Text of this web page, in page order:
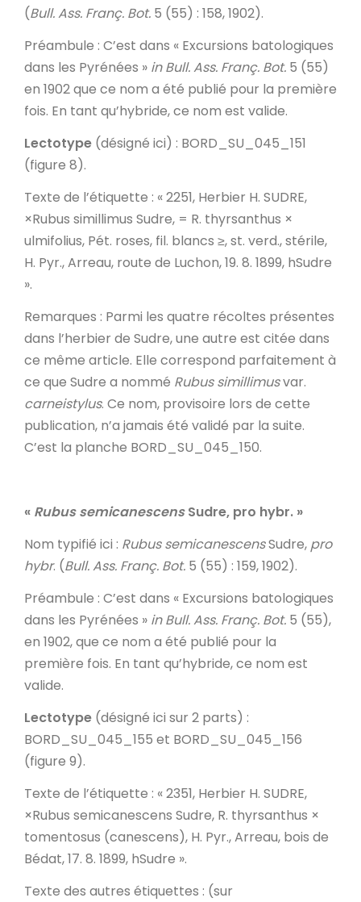
(Bull. Ass. Franç. Bot. 5 (55) : 158, 1902).
Préambule : C’est dans « Excursions batologiques
dans les Pyrénées » in Bull. Ass. Franç. Bot. 5 (55)
en 1902 que ce nom a été publié pour la première
fois. En tant qu’hybride, ce nom est valide.
Lectotype (désigné ici) : BORD_SU_045_151
(figure 8).
Texte de l’étiquette : « 2251, Herbier H. SUDRE,
×Rubus simillimus Sudre, = R. thyrsanthus ×
ulmifolius, Pét. roses, fil. blancs ≥, st. verd., stérile,
H. Pyr., Arreau, route de Luchon, 19. 8. 1899, hSudre
».
Remarques : Parmi les quatre récoltes présentes
dans l’herbier de Sudre, une autre est citée dans
ce même article. Elle correspond parfaitement à
ce que Sudre a nommé Rubus simillimusvar.
carneistylus. Ce nom, provisoire lors de cette
publication, n’a jamais été validé par la suite.
C’est la planche BORD_SU_045_150.
« Rubus semicanescensSudre, pro hybr. »
Nom typifié ici : Rubus semicanescensSudre, pro
hybr. (Bull. Ass. Franç. Bot. 5 (55) : 159, 1902).
Préambule : C’est dans « Excursions batologiques
dans les Pyrénées » inBull. Ass. Franç. Bot. 5 (55),
en 1902, que ce nom a été publié pour la
première fois. En tant qu’hybride, ce nom est
valide.
Lectotype (désigné ici sur 2 parts) :
BORD_SU_045_155 et BORD_SU_045_156
(figure 9).
Texte de l’étiquette : « 2351, Herbier H. SUDRE,
×Rubus semicanescens Sudre, R. thyrsanthus ×
tomentosus (canescens), H. Pyr., Arreau, bois de
Bédat, 17. 8. 1899, hSudre ».
Texte des autres étiquettes : (sur